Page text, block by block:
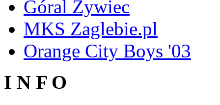
Góral Żywiec
MKS Zaglebie.pl
Orange City Boys '03
I N F O